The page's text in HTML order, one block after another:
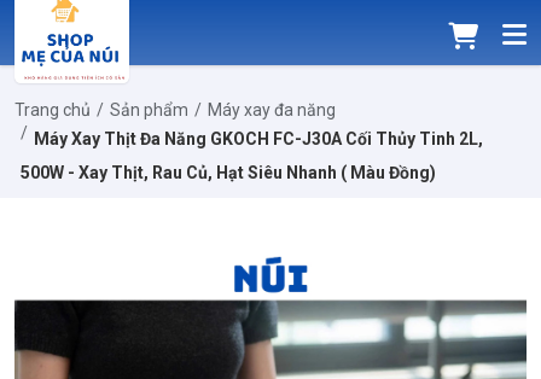
Trang chủ Sản phẩm
Máy xay đa năng
Máy Xay Thịt Đa Năng GKOCH FC-J30A Cối Thủy Tinh 2L,
500W - Xay Thịt, Rau Củ, Hạt Siêu Nhanh ( Màu Đồng)